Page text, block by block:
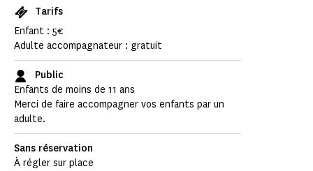
Tarifs
Enfant : 5€
Adulte accompagnateur : gratuit
Public
Enfants de moins de 11 ans
Merci de faire accompagner vos enfants par un
adulte.
Sans réservation
À régler sur place